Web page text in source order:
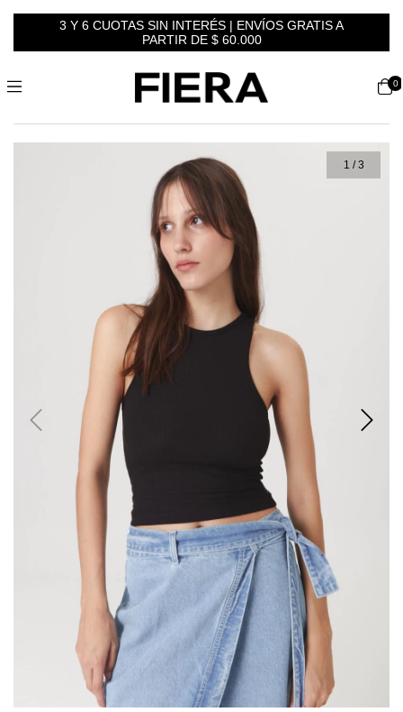
3 Y 6 CUOTAS SIN INTERÉS | ENVÍOS GRATIS A
PARTIR DE $ 60.000
0
1 /3